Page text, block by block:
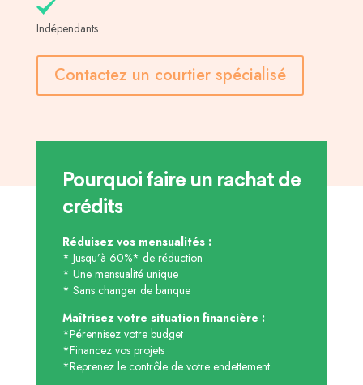
Indépendants
Contactez un courtier spécialisé
Pourquoi faire un rachat de
crédits
Réduisez vos mensualités :
* Jusqu’à 60%* de réduction
* Une mensualité unique
* Sans changer de banque
Maîtrisez votre situation financière :
*Pérennisez votre budget
*Financez vos projets
*Reprenez le contrôle de votre endettement